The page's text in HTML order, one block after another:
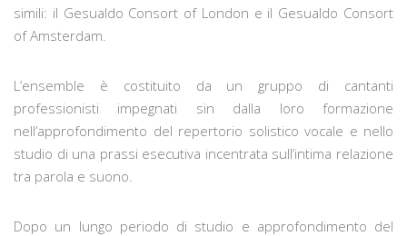
simili: il Gesualdo Consort of London e il Gesualdo Consort
of Amsterdam.
L’ensemble è costituito da un gruppo di cantanti
professionisti impegnati sin dalla loro formazione
nell’approfondimento del repertorio solistico vocale e nello
studio di una prassi esecutiva incentrata sull’intima relazione
tra parola e suono.
Dopo un lungo periodo di studio e approfondimento del